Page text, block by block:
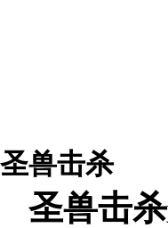
圣兽击杀
圣兽击